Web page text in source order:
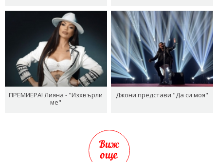
ПРЕМИЕРА! Лияна - "Изхвърли
ме"
Джони представи "Да си моя"
Виж
още